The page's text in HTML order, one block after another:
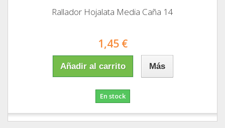
Rallador Hojalata Media Caña 14
1,45 €
Añadir al carrito Más
En stock